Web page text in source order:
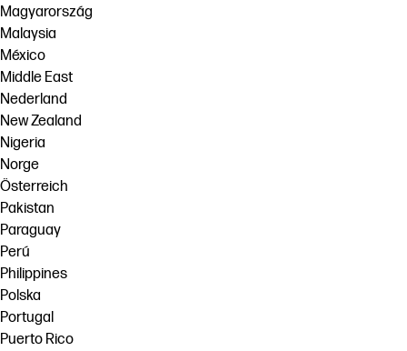
Magyarország
Malaysia
México
Middle East
Nederland
New Zealand
Nigeria
Norge
Österreich
Pakistan
Paraguay
Perú
Philippines
Polska
Portugal
Puerto Rico